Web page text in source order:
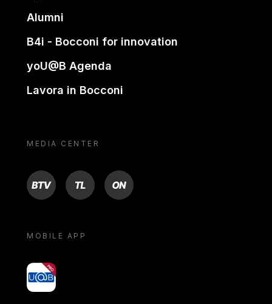
Alumni
B4i - Bocconi for innovation
yoU@B Agenda
Lavora in Bocconi
MEDIA CENTER
BTV TL ON
MOBILE APP
yoU@B